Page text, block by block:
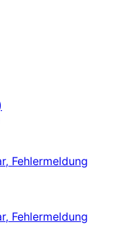
Fehlermeldung
Fehlermeldung